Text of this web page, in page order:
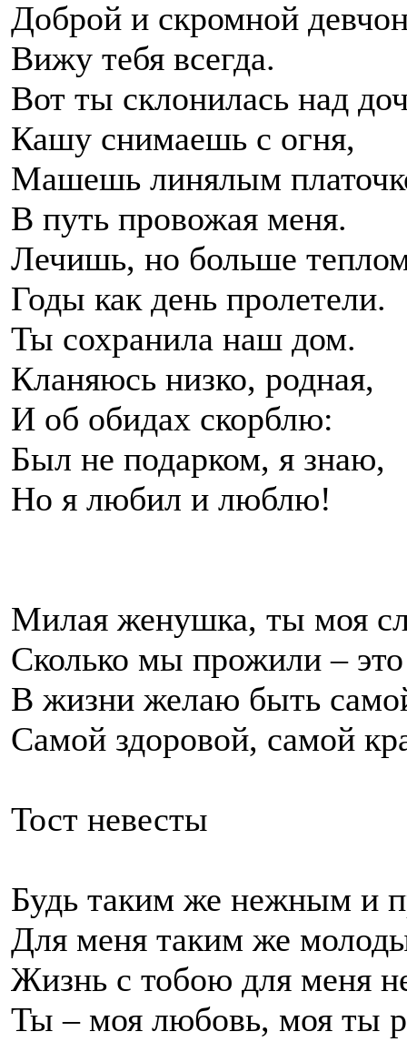
Доброй и скромной
Вижу тебя всегда.
Вот ты склонилась над
Кашу снимаешь с огня,
Машешь линялым
В путь провожая меня.
Лечишь, но больше
Годы как день пролетели.
Ты сохранила наш дом.
Кланяюсь низко, родная,
И об обидах скорблю:
Был не подарком, я знаю,
Но я любил и люблю!
Милая женушка, ты моя
Сколько мы прожили – это
В жизни желаю быть
Самой здоровой, самой
Тост невесты
Будь таким же нежным и
Для меня таким же
Жизнь с тобою для меня
Ты – моя любовь, моя ты